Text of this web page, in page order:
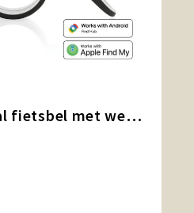
Bike Finder Dual fietsbel met wereldwijd lokaliseren